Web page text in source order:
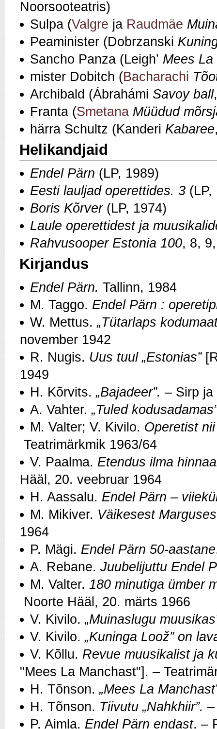
Noorsooteatris)
Sulpa (Valgre ja Raudmäe
Peaminister (Dobrzanski
Sancho Panza (Leigh’ Mees
mister Dobitch (Bacharachi
Archibald (Ábrahámi Savoy ball
Franta (Smetana Müüdud
härra Schultz (Kanderi Kabaree
Helikandjaid
Endel Pärn (LP, 1989)
Eesti lauljad operettides. 3 (LP,
Boris Kõrver(LP, 1974)
Laule operettidest ja
Rahvusooper Estonia 100, 8,
Kirjandus
Endel Pärn. Tallinn, 1984
M. Taggo. Endel Pärn :
W. Mettus. „Tütarlaps
november 1942
R. Nugis. Uus tuul „Estonias”
1949
H. Kõrvits. „Bajadeer”. – Sirp ja
A. Vahter. „Tuled kodusadamas
M. Valter; V. Kivilo. Operetist
Teatrimärkmik 1963/64
V. Paalma. Etendus ilma
Hääl, 20. veebruar 1964
H. Aassalu. Endel Pärn –
M. Mikiver. Väikesest
1964
P. Mägi. Endel Pärn 50-aastane
A. Rebane. Juubelijuttu Endel
M. Valter. 180 minutiga ümber
Noorte Hääl, 20. märts 1966
V. Kivilo. „Muinaslugu
V. Kivilo. „Kuninga Loož”on
V. Kõllu. Revue muusikalist ja
"Mees La Manchast"]. –
H. Tõnson. „Mees La
H. Tõnson. Tiivutu „Nahkhiir”.
P. Aimla. Endel Pärn endast. –